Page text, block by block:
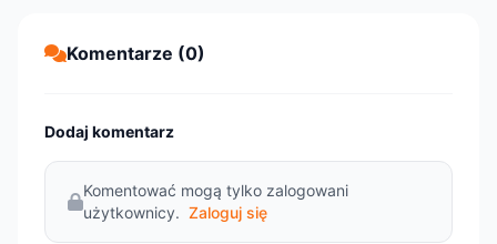
Komentarze (0)
Dodaj komentarz
Komentować mogą tylko zalogowani
użytkownicy. Zaloguj się